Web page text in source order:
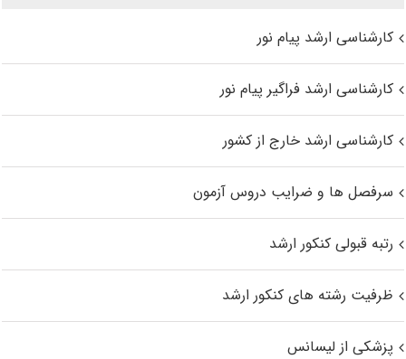
کارشناسی ارشد پیام نور
کارشناسی ارشد فراگیر پیام نور
کارشناسی ارشد خارج از کشور
سرفصل ها و ضرایب دروس آزمون
رتبه قبولی کنکور ارشد
ظرفیت رشته های کنکور ارشد
پزشکی از لیسانس